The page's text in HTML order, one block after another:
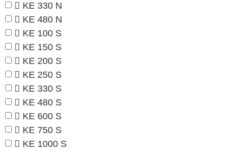
KE 330 N
KE 480 N
KE 100 S
KE 150 S
KE 200 S
KE 250 S
KE 330 S
KE 480 S
KE 600 S
KE 750 S
KE 1000 S